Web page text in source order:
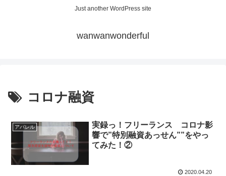
Just another WordPress site
wanwanwonderful
コロナ融資
アパレル
実録っ！フリーランス コロナ影
響で”特別融資あっせん””をやっ
てみた！②
2020.04.20